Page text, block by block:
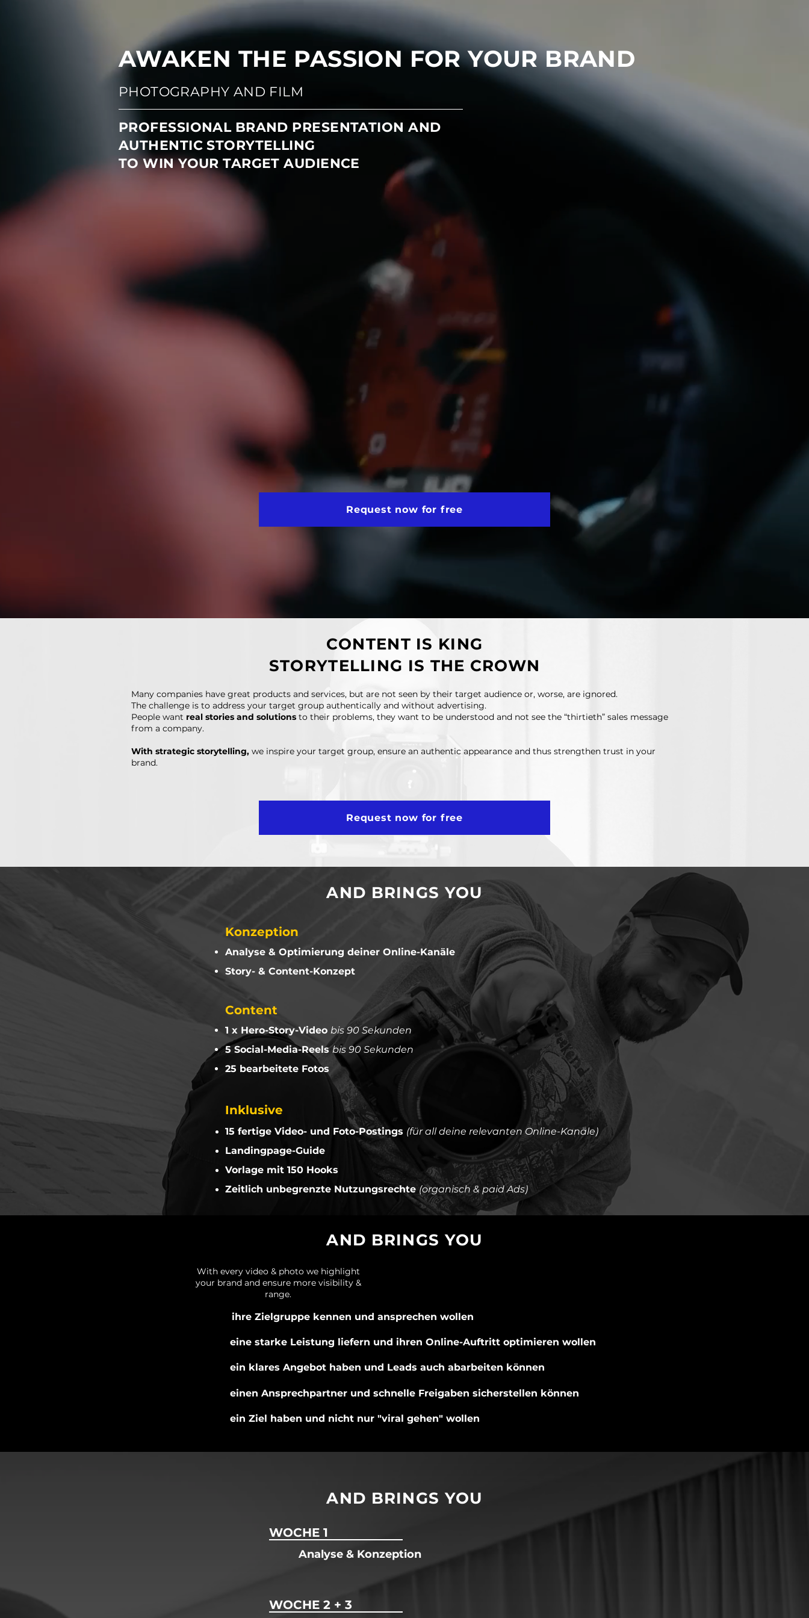
AWAKEN THE PASSION FOR YOUR BRAND
PHOTOGRAPHY AND FILM
PROFESSIONAL BRAND PRESENTATION AND
AUTHENTIC STORYTELLING
TO WIN YOUR TARGET AUDIENCE
Request now for free
CONTENT IS KING
STORYTELLING IS THE CROWN
Many companies have great products and services, but are not seen by their target audience or, worse, are ignored.
The challenge is to address your target group authentically and without advertising.
People want real stories and solutions to their problems, they want to be understood and not see the “thirtieth” sales message
from a company.
With strategic storytelling, we inspire your target group, ensure an authentic appearance and thus strengthen trust in your
brand.
Request now for free
AND BRINGS YOU
Konzeption
Analyse & Optimierung deiner Online-Kanäle
Story- & Content-Konzept
Content
1 x Hero-Story-Video bis 90 Sekunden
5 Social-Media-Reelsbis 90 Sekunden
25 bearbeitete Fotos
Inklusive
15 fertige Video- und Foto-Postings (für all deine relevanten Online-Kanäle)
Landingpage-Guide
Vorlage mit 150 Hooks
Zeitlich unbegrenzte Nutzungsrechte (organisch & paid Ads)
AND BRINGS YOU
With every video & photo we highlight
your brand and ensure more visibility &
range.
ihre Zielgruppe kennen und ansprechen wollen
eine starke Leistung liefern und ihren Online-Auftritt optimieren wollen
ein klares Angebot haben und Leads auch abarbeiten können
einen Ansprechpartner und schnelle Freigaben sicherstellen können
ein Ziel haben und nicht nur "viral gehen" wollen
AND BRINGS YOU
WOCHE 1
Analyse & Konzeption
WOCHE 2 + 3